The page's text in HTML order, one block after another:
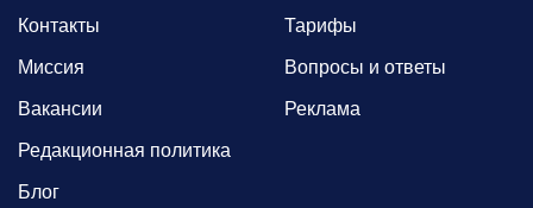
Контакты
Миссия
Вакансии
Редакционная политика
Блог
Тарифы
Вопросы и ответы
Реклама